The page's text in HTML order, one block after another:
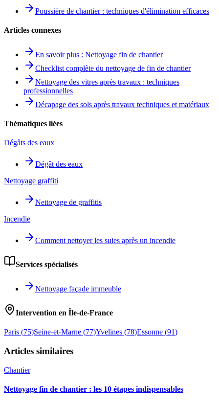
Poussière de chantier : techniques d'élimination efficaces
Articles connexes
En savoir plus : Nettoyage fin de chantier
Checklist complète du nettoyage de fin de chantier
Nettoyage des vitres après travaux : techniques
professionnelles
Décapage des sols après travaux techniques et matériaux
Thématiques liées
Dégâts des eaux
Dégât des eaux
Nettoyage graffiti
Nettoyage de graffitis
Incendie
Comment nettoyer les suies après un incendie
Services spécialisés
Nettoyage façade immeuble
Intervention en Île-de-France
Paris (75)Seine-et-Marne (77)Yvelines (78)Essonne (91)
Articles similaires
Chantier
Nettoyage fin de chantier : les 10 étapes indispensables